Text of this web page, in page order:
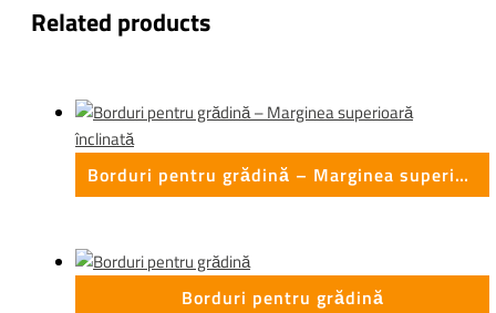
Related products
Borduri pentru grădină – Marginea superioară înclinată
Borduri pentru grădină